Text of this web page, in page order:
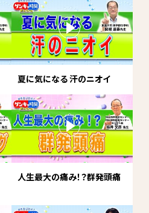
夏に気になる 汗のニオイ
人生最大の痛み！？群発頭痛